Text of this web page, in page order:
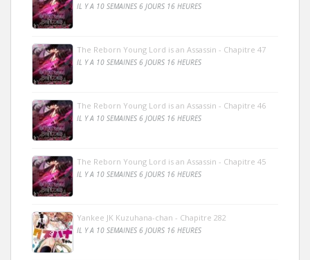
IL Y A 10 SEMAINES 6 JOURS 16 HEURES
The Reborn Young Lord is an Assassin - Chapitre 47
IL Y A 10 SEMAINES 6 JOURS 16 HEURES
The Reborn Young Lord is an Assassin - Chapitre 46
IL Y A 10 SEMAINES 6 JOURS 16 HEURES
The Reborn Young Lord is an Assassin - Chapitre 45
IL Y A 10 SEMAINES 6 JOURS 16 HEURES
Yankee JK Kuzuhana-chan - Chapitre 282
IL Y A 10 SEMAINES 6 JOURS 16 HEURES